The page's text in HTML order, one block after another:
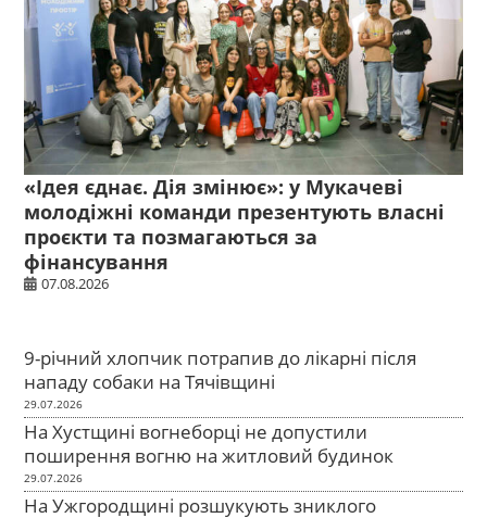
«Ідея єднає. Дія змінює»: у Мукачеві
молодіжні команди презентують власні
проєкти та позмагаються за
фінансування
07.08.2026
9-річний хлопчик потрапив до лікарні після
нападу собаки на Тячівщині
29.07.2026
На Хустщині вогнеборці не допустили
поширення вогню на житловий будинок
29.07.2026
На Ужгородщині розшукують зниклого